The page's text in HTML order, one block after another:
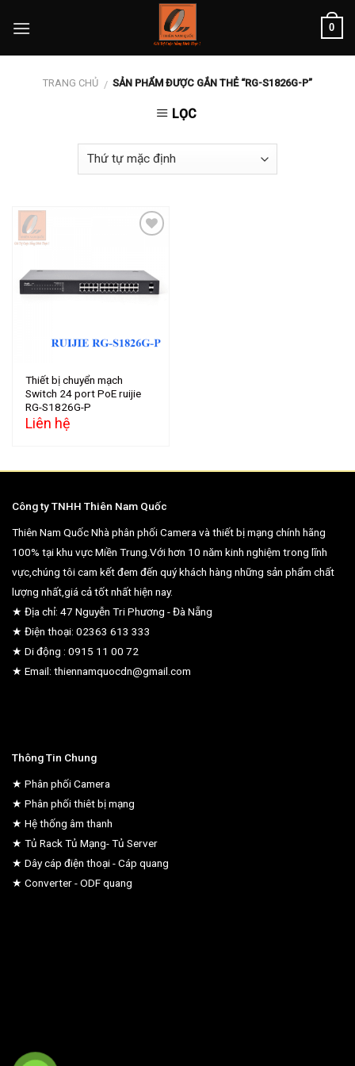
0
TRANG CHỦ / SẢN PHẨM ĐƯỢC GẮN THẺ “RG-S1826G-P”
LỌC
Add to
wishlist
Thiết bị chuyển mạch
Switch 24 port PoE ruijie
RG-S1826G-P
Liên hệ
Công ty TNHH Thiên Nam Quốc
Thiên Nam Quốc Nhà phân phối Camera và thiết bị mạng chính hãng
100% tại khu vực Miền Trung.Với hơn 10 năm kinh nghiệm trong lĩnh
vực,chúng tôi cam kết đem đến quý khách hàng những sản phẩm chất
lượng nhất,giá cả tốt nhất hiện nay.
★ Địa chỉ: 47 Nguyễn Tri Phương - Đà Nẵng
★ Điện thoại: 02363 613 333
★ Di động : 0915 11 00 72
★ Email: thiennamquocdn@gmail.com
Thông Tin Chung
★ Phân phối Camera
★ Phân phối thiêt bị mạng
★ Hệ thống âm thanh
★ Tủ Rack Tủ Mạng- Tủ Server
★ Dây cáp điện thoại - Cáp quang
★ Converter - ODF quang